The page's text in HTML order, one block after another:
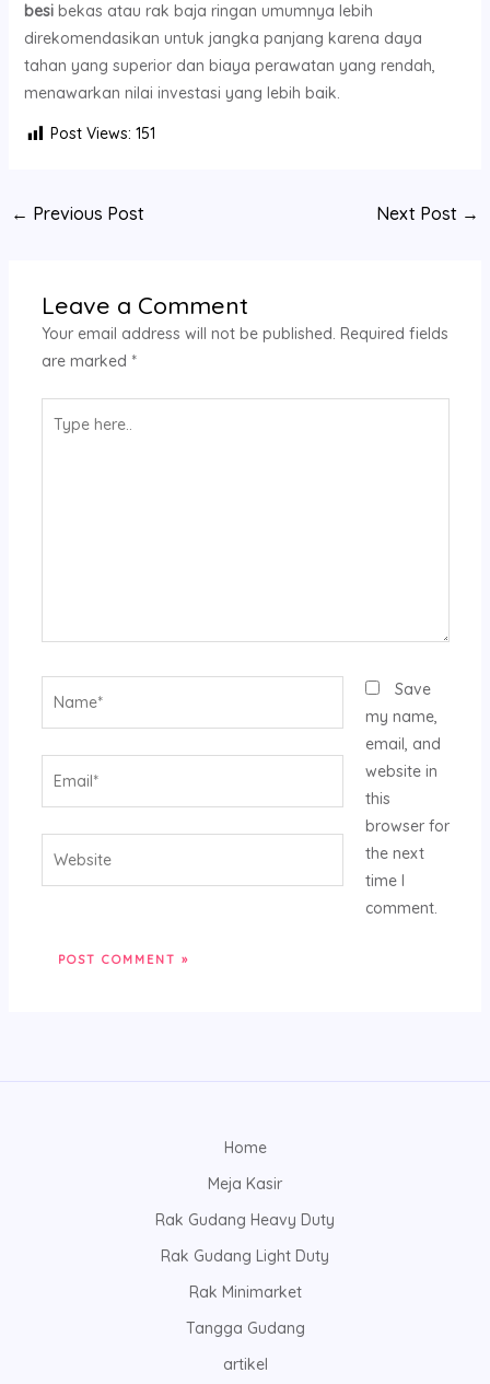
besibekas atau rak baja ringan umumnya lebih
direkomendasikan untuk jangka panjang karena daya
tahan yang superior dan biaya perawatan yang rendah,
menawarkan nilai investasi yang lebih baik.
Post Views: 151
← Previous Post Next Post →
Leave a Comment
Your email address will not be published. Required fields
are marked *
here..
Save
my name,
email, and
website in
this
browser for
the next
time I
comment.
Home
Meja Kasir
Rak Gudang Heavy Duty
Rak Gudang Light Duty
Rak Minimarket
Tangga Gudang
artikel